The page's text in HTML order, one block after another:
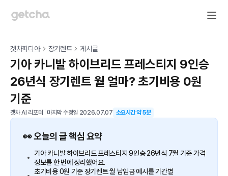
겟차피디아 장기렌트 게시글
기아 카니발 하이브리드 프레스티지 9인승
26년식 장기렌트 월 얼마? 초기비용 0원
기준
겟차 AI 리포터 마지막 수정일 2026.07.07 소요시간 약5분
👀 오늘의 글 핵심 요약
기아 카니발 하이브리드 프레스티지 9인승 26년식 7월 기준 가격
정보를 한 번에 정리했어요.
초기비용 0원 기준 장기렌트 월 납입금 예시를 기간별